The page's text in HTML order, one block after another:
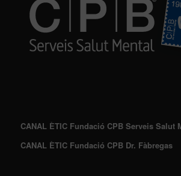
CANAL ÈTIC Fundació CPB Serveis Salut
CANAL ÈTIC Fundació CPB Dr. Fàbregas